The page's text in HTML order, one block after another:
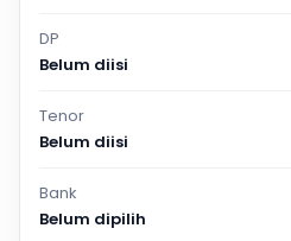
DP
Belum diisi
Tenor
Belum diisi
Bank
Belum dipilih